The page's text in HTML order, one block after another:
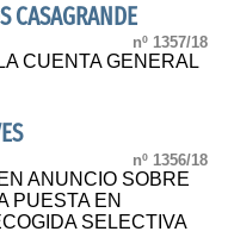
CASAGRANDE
nº 1357/18
CUENTA GENERAL
nº 1356/18
ANUNCIO SOBRE
PUESTA EN
SELECTIVA